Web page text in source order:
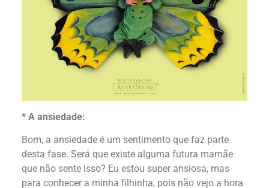
* A ansiedade:
Bom, a ansiedade é um sentimento que faz parte
desta fase. Será que existe alguma futura mamãe
que não sente isso? Eu estou super ansiosa, mas
para conhecer a minha filhinha, pois não vejo a hora